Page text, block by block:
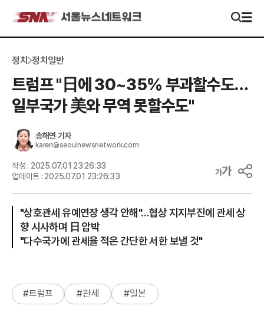
정치 정치일반
트럼프 "日에 30~35% 부과할수도…
일부국가 美와 무역 못할수도"
송해연 기자
karen@seoulnewsnetwork.com
작성 : 2025.07.01 23:26:33
업데이트 : 2025.07.01 23:26:33
"상호관세 유예연장 생각 안해"…협상 지지부진에 관세 상
향 시사하며 日 압박
"다수국가에 관세율 적은 간단한 서한 보낼 것"
#트럼프 #관세 #일본